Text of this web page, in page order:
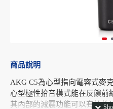
商品說明
AKG C5為心型指向電容式麥
心型極性拾音模式能在反饋前
其內部的減震功能可以有效的